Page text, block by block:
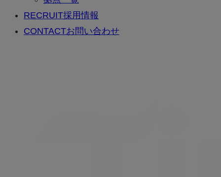
RECRUIT採用情報
CONTACTお問い合わせ